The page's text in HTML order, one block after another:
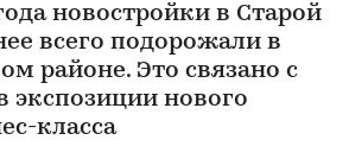
новостройки в Старой
всего подорожали в
районе. Это связано с
экспозиции нового
класса